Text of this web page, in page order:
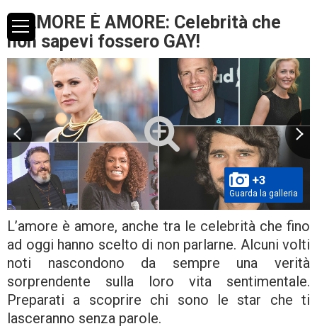
L’AMORE È AMORE: Celebrità che
non sapevi fossero GAY!
+3
Guarda la galleria
L’amore è amore, anche tra le celebrità che fino
ad oggi hanno scelto di non parlarne. Alcuni volti
noti nascondono da sempre una verità
sorprendente sulla loro vita sentimentale.
Preparati a scoprire chi sono le star che ti
lasceranno senza parole.